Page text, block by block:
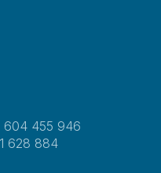
604 455 946
628 884